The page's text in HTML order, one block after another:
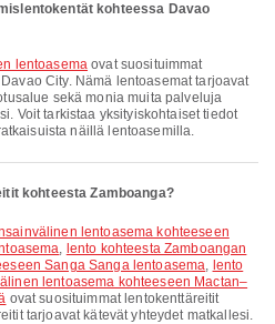
kohteessa Davao
lentoasema ovat suosituimmat
City. Nämä lentoasemat tarjoavat
sekä monia muita palveluja
Voit tarkistaa yksityiskohtaiset tiedot
näillä lentoasemilla.
kohteesta Zamboanga?
, lento kohteesta Zamboangan
Sanga Sanga lentoasema, lento
lentoasema kohteeseen Mactan–
ovat suosituimmat lentokenttäreitit
tarjoavat kätevät yhteydet matkallesi.